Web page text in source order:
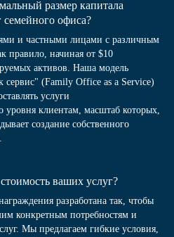
размер капитала
семейного офиса?
и частными лицами с различным
правило, начиная от $10
активов. Наша модель
(Family Office as a Service)
услуги
уровня клиентам, масштаб которых,
создание собственного
ваших услуг?
разработана так, чтобы
конкретным потребностям и
Мы предлагаем гибкие условия,